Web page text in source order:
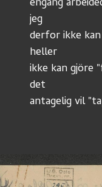
jeg
derfor ikke
heller
ikke kan gjöre
det
antagelig vil